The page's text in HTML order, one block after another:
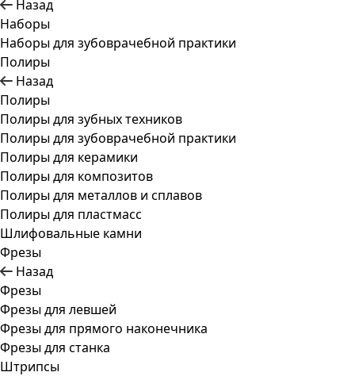
Назад
Наборы
Наборы для зубоврачебной практики
Полиры
Назад
Полиры
Полиры для зубных техников
Полиры для зубоврачебной практики
Полиры для керамики
Полиры для композитов
Полиры для металлов и сплавов
Полиры для пластмасс
Шлифовальные камни
Фрезы
Назад
Фрезы
Фрезы для левшей
Фрезы для прямого наконечника
Фрезы для станка
Штрипсы